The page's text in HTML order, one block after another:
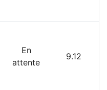
En
attente
9.12